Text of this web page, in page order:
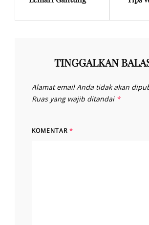
TINGGALKAN
Alamat email Anda tidak akan
Ruas yang wajib ditandai *
KOMENTAR *